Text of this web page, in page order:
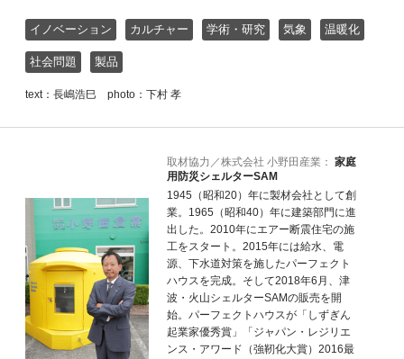
イノベーション カルチャー 学術・研究 気象 温暖化
社会問題 製品
text：長嶋浩巳 photo：下村 孝
取材協力／株式会社 小野田産業： 家庭
用防災シェルターSAM
1945（昭和20）年に製材会社として創
業。1965（昭和40）年に建築部門に進
出した。2010年にエアー断震住宅の施
工をスタート。2015年には給水、電
源、下水道対策を施したパーフェクト
ハウスを完成。そして2018年6月、津
波・火山シェルターSAMの販売を開
始。パーフェクトハウスが「しずぎん
起業家優秀賞」「ジャパン・レジリエ
ンス・アワード（強靭化大賞）2016最